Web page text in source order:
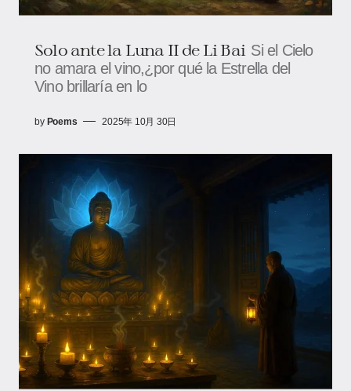
Solo ante la Luna II de Li Bai Si el Cielo
no amara el vino,¿por qué la Estrella del
Vino brillaría en lo
by Poems 2025年 10月 30日